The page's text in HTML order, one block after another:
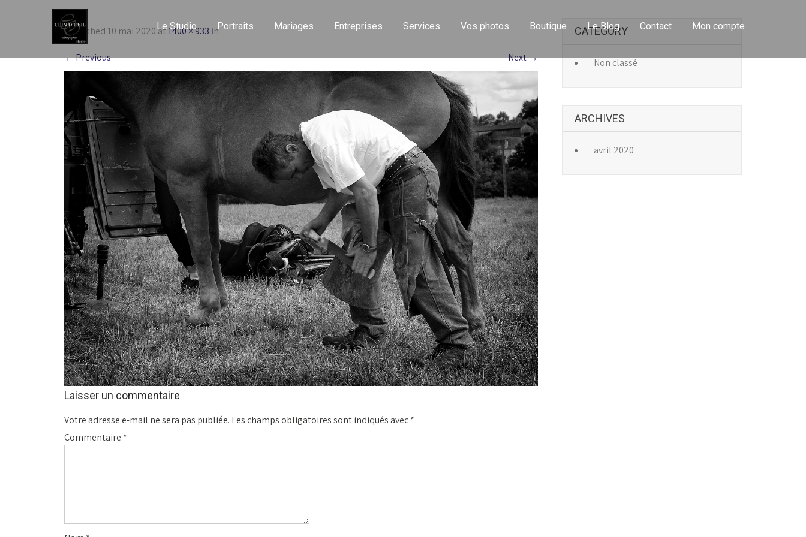
Le Studio Portraits Mariages Entreprises Services Vos photos Boutique Le Blog Contact Mon compte
Published10 mai 2020at1400 × 933 in
←Previous Next→
Laisser un commentaire
Votre adresse e-mail ne sera pas publiée. Les champs obligatoires sont indiqués avec*
Commentaire *
CATEGORY
Non classé
ARCHIVES
avril 2020